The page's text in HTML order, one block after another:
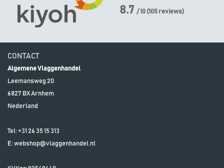
8.7 / 10 (105 reviews)
CONTACT
Algemene Vlaggenhandel
Leemansweg 20
6827 BXArnhem
Nederland
Tel: +31 26 35 15 313
E:webshop@vlaggenhandel.nl